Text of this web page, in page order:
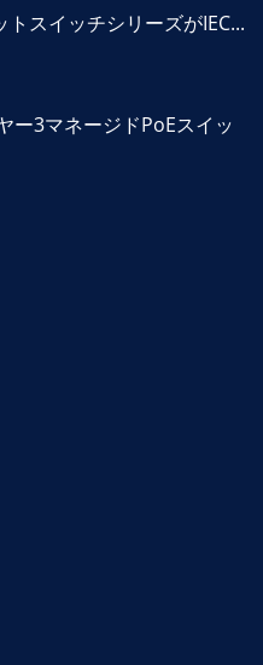
スイッチシリーズがIEC...
ー3マネージドPoEスイッ